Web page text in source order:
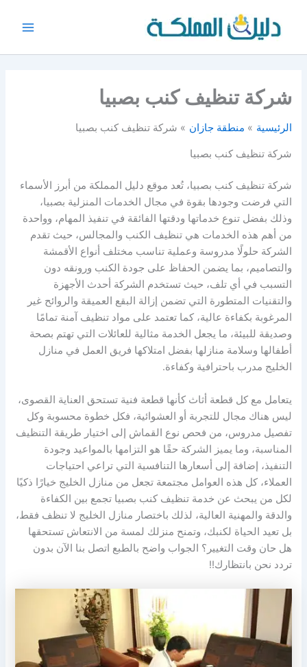
المحتوى
شركة تنظيف كنب بصبيا
الرئيسية منطقة جازان شركة تنظيف كنب بصبيا
شركة تنظيف كنب بصبيا
شركة تنظيف كنب بصبيا، تُعد موقع دليل المملكة من أبرز الأسماء
التي فرضت وجودها بقوة في مجال الخدمات المنزلية بصبيا،
وذلك بفضل تنوع خدماتها ودقتها الفائقة في تنفيذ المهام، وواحدة
من أهم هذه الخدمات هي تنظيف الكنب والمجالس، حيث تقدم
الشركة حلولًا مدروسة وعملية تناسب مختلف أنواع الأقمشة
والتصاميم، بما يضمن الحفاظ على جودة الكنب ورونقه دون
التسبب في أي تلف، حيث تستخدم الشركة أحدث الأجهزة
والتقنيات المتطورة التي تضمن إزالة البقع العميقة والروائح غير
المرغوبة بكفاءة عالية، كما تعتمد على مواد تنظيف آمنة تمامًا
وصديقة للبيئة، ما يجعل الخدمة مثالية للعائلات التي تهتم بصحة
أطفالها وسلامة منازلها بفضل امتلاكها فريق العمل في منازل
الخليج مدرب باحترافية وكفاءة.
يتعامل مع كل قطعة أثاث كأنها قطعة فنية تستحق العناية القصوى،
ليس هناك مجال للتجربة أو العشوائية، فكل خطوة محسوبة وكل
تفصيل مدروس، من فحص نوع القماش إلى اختيار طريقة التنظيف
المناسبة، وما يميز الشركة حقًا هو التزامها بالمواعيد وجودة
التنفيذ، إضافة إلى أسعارها التنافسية التي تراعي احتياجات
العملاء، كل هذه العوامل مجتمعة تجعل من منازل الخليج خيارًا ذكيًا
لكل من يبحث عن خدمة تنظيف كنب بصبيا تجمع بين الكفاءة
والدقة والمهنية العالية، لذلك باختصار منازل الخليج لا تنظف فقط،
بل تعيد الحياة لكنبك، وتمنح منزلك لمسة من الانتعاش تستحقها
هل حان وقت التغيير؟ الجواب واضح بالطبع اتصل بنا الآن بدون
تردد نحن بانتظارك!!